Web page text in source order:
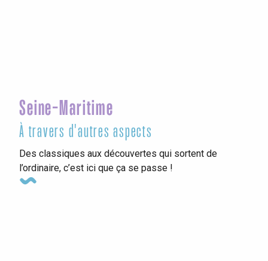
Seine-Maritime
À travers d'autres aspects
Des classiques aux découvertes qui sortent de
l’ordinaire, c’est ici que ça se passe !